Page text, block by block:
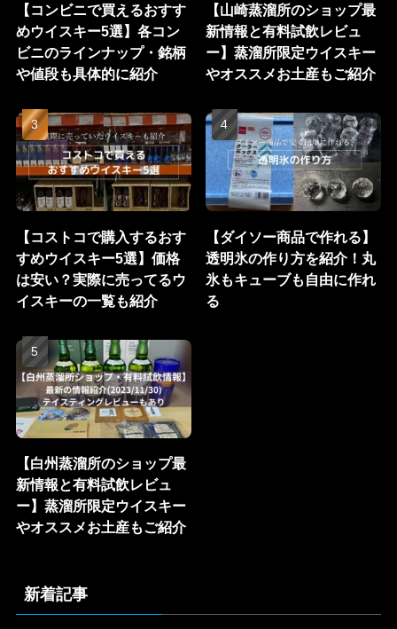
【コンビニで買えるおすす
めウイスキー5選】各コン
ビニのラインナップ・銘柄
や値段も具体的に紹介
【山崎蒸溜所のショップ最
新情報と有料試飲レビュ
ー】蒸溜所限定ウイスキー
やオススメお土産もご紹介
【コストコで購入するおす
すめウイスキー5選】価格
は安い？実際に売ってるウ
イスキーの一覧も紹介
【ダイソー商品で作れる】
透明氷の作り方を紹介！丸
氷もキューブも自由に作れ
る
【白州蒸溜所のショップ最
新情報と有料試飲レビュ
ー】蒸溜所限定ウイスキー
やオススメお土産もご紹介
新着記事